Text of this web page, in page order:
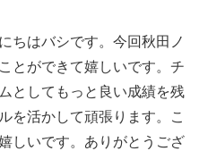
ちはバシです。今回秋田ノ
とができて嬉しいです。チ
としてもっと良い成績を残
を活かして頑張ります。こ
しいです。ありがとうござ